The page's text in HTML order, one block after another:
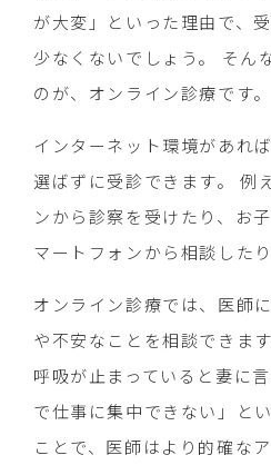
が大変」といった理由で、
少なくないでしょう。 そん
のが、オンライン診療です。
インターネット環境があれ
選ばずに受診できます。 例
ンから診察を受けたり、お
マートフォンから相談した
オンライン診療では、医師
や不安なことを相談できま
呼吸が止まっていると妻に
で仕事に集中できない」と
ことで、医師はより的確な